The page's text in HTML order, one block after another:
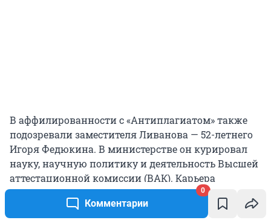
Комментарии
0
В аффилированности с «Антиплагиатом» также
подозревали заместителя Ливанова — 52-летнего
Игоря Федюкина. В министерстве он курировал
науку, научную политику и деятельность Высшей
аттестационной комиссии (ВАК). Карьера
Федюкина в Минобрнауки была неразрывно
связана с делом о массовых фальсификациях